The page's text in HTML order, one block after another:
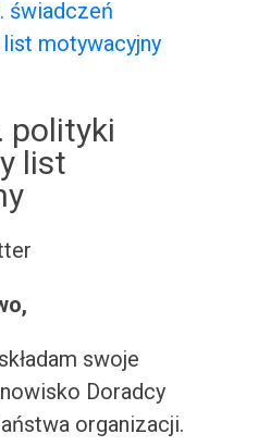
świadczeń
list motywacyjny
polityki
list
swoje
Doradcy
organizacji.